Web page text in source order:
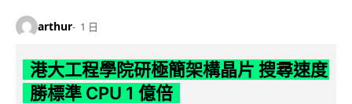
arthur 1 日
港大工程學院研極簡架構晶片 搜尋速度
勝標準 CPU 1 億倍